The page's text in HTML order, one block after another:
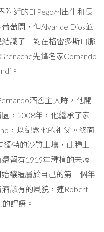
附近的El Pego村出生和長
萄園，但Alvar de Dios並
識了一對在格雷多斯山脈
先鋒名家Comando
。
酒窖主人時，他開
，2008年，他繼承了家
，以紀念他的祖父。總面
獨特的沙質土壤，此種土
留有1919年種植的未嫁
釀造屬於自己的第一個年
該有的風貌，連Robert
評語。